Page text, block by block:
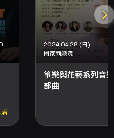
。 - 票價與座位：本場票
；現場同步錄影（演出
相關座位與錄影安排可能
驗證： - 身心障礙人士及
，入場時應出示身心障礙
需同時入場。 - 65歲
場須出示有效證件。 - 芙
惠，需輸入優惠代碼（網
請流程： - 退票期限：最
不含演出日）辦理，逾期
2026.08.20 (四) - 2026.08.20 (四)
看
2024.04.28 (日)
國家兩廳院
箏樂與花藝系列音
部曲